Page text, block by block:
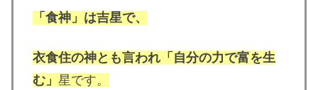
「食神」は吉星で、
衣食住の神とも言われ「自分の力で富を生
む」 星です。